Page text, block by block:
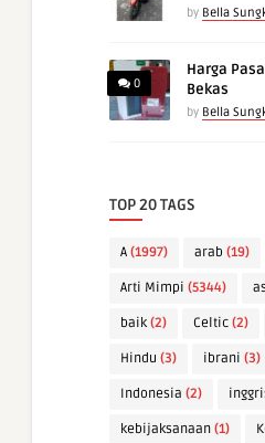
by Bella
0
Harga
Bekas
by Bella
TOP 20 TAGS
A (1997) arab (19)
Arti Mimpi (5344)
baik (2) Celtic (2)
Hindu (3) ibrani (3)
Indonesia (2)
kebijaksanaan (1)